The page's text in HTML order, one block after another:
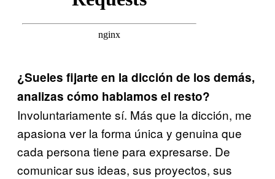
¿Sueles fijarte en la dicción de los demás,
analizas cómo hablamos el resto?
Involuntariamente sí. Más que la dicción, me
apasiona ver la forma única y genuina que
cada persona tiene para expresarse. De
comunicar sus ideas, sus proyectos, sus